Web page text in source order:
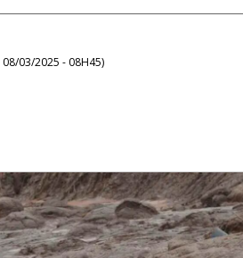
08/03/2025 - 08H45)